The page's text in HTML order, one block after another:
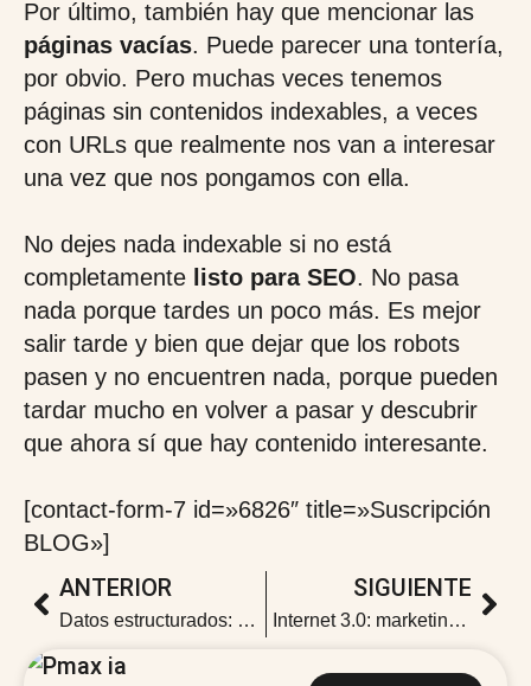
Por último, también hay que mencionar las
páginas vacías. Puede parecer una tontería,
por obvio. Pero muchas veces tenemos
páginas sin contenidos indexables, a veces
con URLs que realmente nos van a interesar
una vez que nos pongamos con ella.
No dejes nada indexable si no está
completamente listo para SEO. No pasa
nada porque tardes un poco más. Es mejor
salir tarde y bien que dejar que los robots
pasen y no encuentren nada, porque pueden
tardar mucho en volver a pasar y descubrir
que ahora sí que hay contenido interesante.
[contact-form-7 id=»6826″ title=»Suscripción
BLOG»]
ANTERIOR
Datos estructurados: ¿por qué es importante tenerlos en cuenta?
SIGUIENTE
Internet 3.0: marketing y publicidad en el Metaverso.